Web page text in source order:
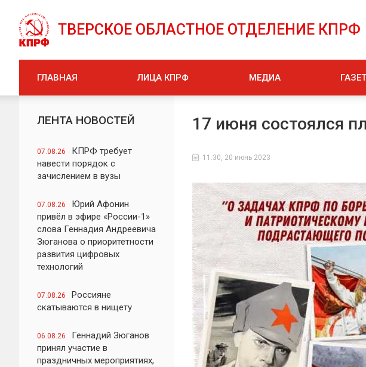
ТВЕРСКОЕ ОБЛАСТНОЕ ОТДЕЛЕНИЕ КПРФ
ГЛАВНАЯ ЛИЦА КПРФ МЕДИА
ЛЕНТА НОВОСТЕЙ
07.08.26
КПРФ требует
навести порядок с
зачислением в вузы
07.08.26
Юрий Афонин
привёл в эфире «России-1»
слова Геннадия Андреевича
Зюганова о приоритетности
развития цифровых
технологий
07.08.26
Россияне
скатываются в нищету
06.08.26
Геннадий Зюганов
принял участие в
праздничных мероприятиях,
17 июня состоялся
11:30, 20 июнь 2023